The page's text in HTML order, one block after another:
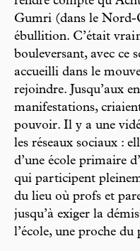
Gumri (dans le Nord-
ébullition. C’était vrai
bouleversant, avec ce
accueilli dans le
rejoindre. Jusqu’aux
manifestations,
pouvoir. Il y a une
les réseaux sociaux :
d’une école primaire
qui participent
du lieu où profs et
jusqu’à exiger la
l’école, une proche du